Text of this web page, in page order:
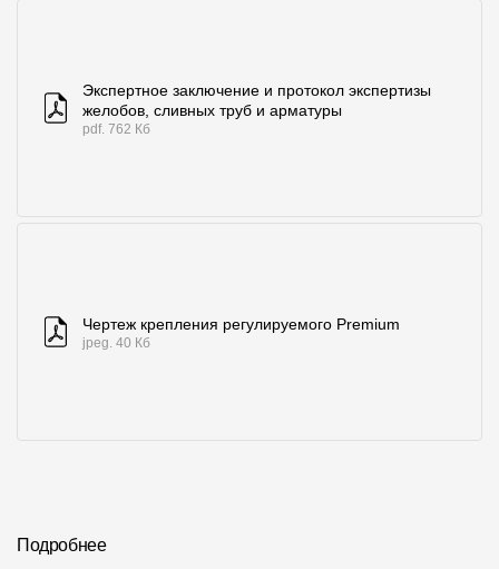
Экспертное заключение и протокол экспертизы
желобов, сливных труб и арматуры
pdf. 762 Кб
Чертеж крепления регулируемого Premium
jpeg. 40 Кб
Подробнее